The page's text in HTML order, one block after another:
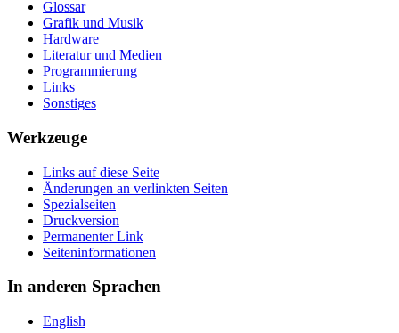
Glossar
Grafik und Musik
Hardware
Literatur und Medien
Programmierung
Links
Sonstiges
Werkzeuge
Links auf diese Seite
Änderungen an verlinkten Seiten
Spezialseiten
Druckversion
Permanenter Link
Seiten­­informationen
In anderen Sprachen
English